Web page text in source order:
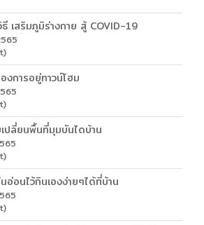
เสริมภูมิร่างกาย สู้ COVID-19
การอยู่ทาวน์โฮม
ปลี่ยนพื้นที่มุมบันไดบ้าน
อนไว้กินเองง่ายๆได้ที่บ้าน